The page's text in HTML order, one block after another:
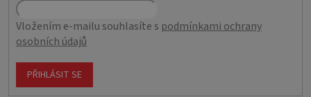
Vložením e-mailu souhlasíte s podmínkami ochrany
osobních údajů
PŘIHLÁSIT SE